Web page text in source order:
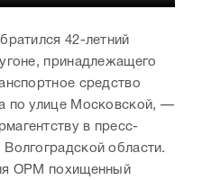
42-летний
принадлежащего
средство
по улице Московской, —
в пресс-
области.
ОРМ похищенный